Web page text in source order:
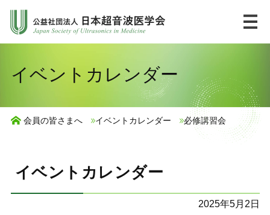
ス
学会について
イベントカレンダー
会員の皆さまへ イベントカレンダー 必修講習会
イベントカレンダー
2025年5月2日